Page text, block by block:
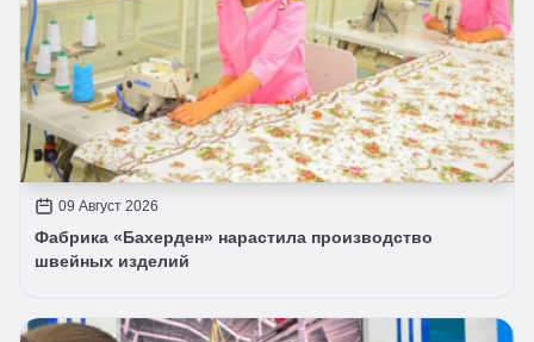
09 Август 2026
Фабрика «Бахерден» нарастила производство
швейных изделий